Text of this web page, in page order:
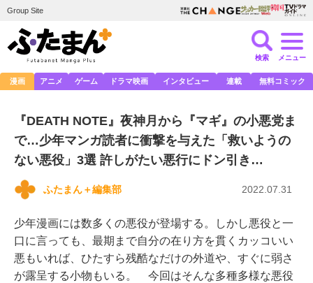
Group Site
検索 メニュー
漫画 アニメ ゲーム ドラマ映画 インタビュー 連載 無料コミック
『DEATH NOTE』夜神月から『マギ』の小悪党ま
で…少年マンガ読者に衝撃を与えた「救いようの
ない悪役」3選 許しがたい悪行にドン引き…
ふたまん＋編集部 2022.07.31
少年漫画には数多くの悪役が登場する。しかし悪役と一
口に言っても、最期まで自分の在り方を貫くカッコいい
悪もいれば、ひたすら残酷なだけの外道や、すぐに弱さ
が露呈する小物もいる。 今回はそんな多種多様な悪役